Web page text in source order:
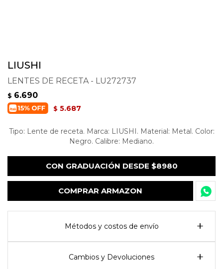
LIUSHI
LENTES DE RECETA - LU272737
$ 6.690
$ 5.687
Tipo: Lente de receta. Marca: LIUSHI. Material: Metal. Color:
Negro. Calibre: Mediano.
CON GRADUACIÓN DESDE $8980
COMPRAR ARMAZON
Métodos y costos de envío
Cambios y Devoluciones